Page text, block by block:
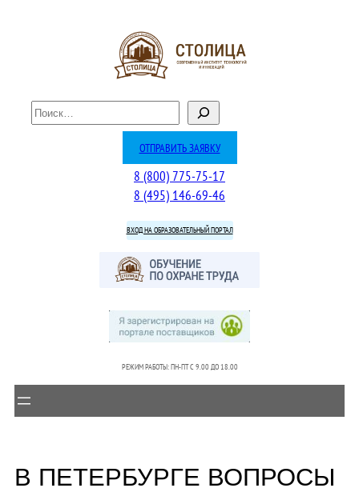
П
о
ОТПРАВИТЬ ЗАЯВКУ
8 (800) 775-75-17
8 (495) 146-69-46
ВХОД НА ОБРАЗОВАТЕЛЬНЫЙ ПОРТАЛ
РЕЖИМ РАБОТЫ: ПН-ПТ C 9.00 ДО 18.00
В ПЕТЕРБУРГЕ ВОПРОСЫ